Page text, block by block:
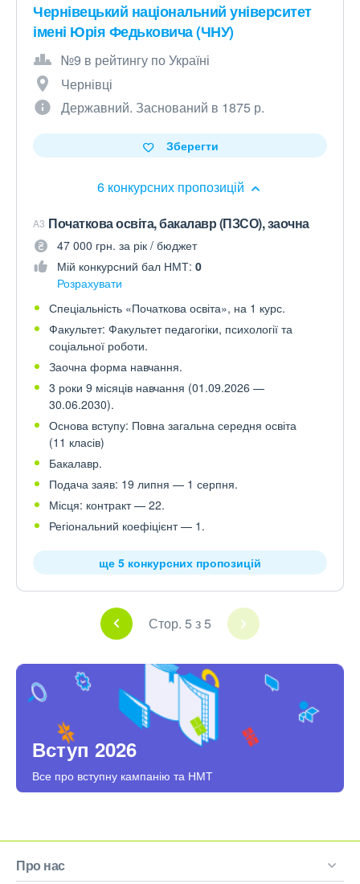
Чернівецький національний університет
імені Юрія Федьковича (ЧНУ)
№9 в рейтингу по Україні
Чернівці
Державний. Заснований в 1875 р.
6 конкурсних пропозицій
Зберегти
A3 Початкова освіта, бакалавр (ПЗСО), заочна
47 000 грн. за рік / бюджет
Мій конкурсний бал НМТ: 0
Розрахувати
Спеціальність «Початкова освіта», на 1 курс.
Факультет: Факультет педагогіки, психології та
соціальної роботи.
Заочна форма навчання.
3 роки 9 місяців навчання (01.09.2026 —
30.06.2030).
Основа вступу: Повна загальна середня освіта
(11 класів)
Бакалавр.
Подача заяв: 19 липня — 1 серпня.
Місця: контракт — 22.
Регіональний коефіцієнт — 1.
ще 5 конкурсних пропозицій
Стор. 5 з 5
Вступ 2026
Все про вступну кампанію та НМТ
Про нас